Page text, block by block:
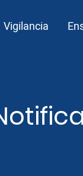
Vigilancia